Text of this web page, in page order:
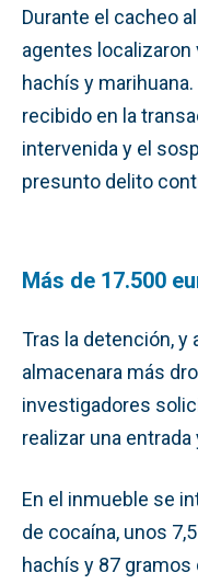
Durante el cacheo
agentes
hachís y
recibido en la
intervenida y el
presunto delito
Más de 17.500
Tras la detención, y
almacenara más
investigadores
realizar una
En el inmueble se
de cocaína, unos
hachís y 87 gramos